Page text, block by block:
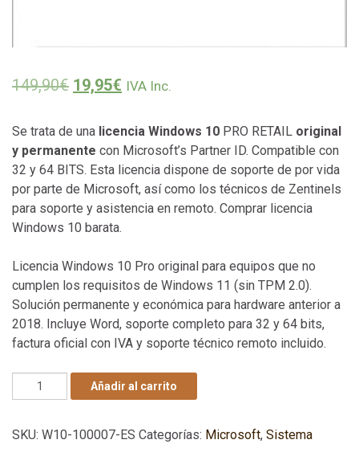
149,90€ El precio original era: 149,90€.
19,95€ El precio actual es: 19,95€.
IVA Inc.
Se trata de una licencia Windows 10 PRO RETAIL original
y permanente con Microsoft’s Partner ID. Compatible con
32 y 64 BITS. Esta licencia dispone de soporte de por vida
por parte de Microsoft, así como los técnicos de Zentinels
para soporte y asistencia en remoto. Comprar licencia
Windows 10 barata.
Licencia Windows 10 Pro original para equipos que no
cumplen los requisitos de Windows 11 (sin TPM 2.0).
Solución permanente y económica para hardware anterior a
2018. Incluye Word, soporte completo para 32 y 64 bits,
factura oficial con IVA y soporte técnico remoto incluido.
Licencia Windows 10 PRO 32 y 64 Bits - Original cantidad
Añadir al carrito
SKU: W10-100007-ES Categorías: Microsoft, Sistema